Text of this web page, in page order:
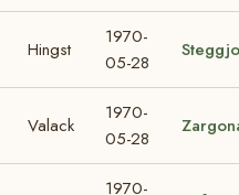
Hingst
1970-
05-28
Valack
1970-
05-28
1970-